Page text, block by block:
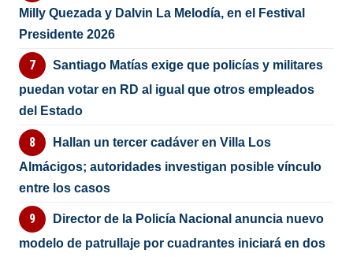
Milly Quezada y Dalvin La Melodía, en el Festival
Presidente 2026
Santiago Matías exige que policías y militares
puedan votar en RD al igual que otros empleados
del Estado
Hallan un tercer cadáver en Villa Los
Almácigos; autoridades investigan posible vínculo
entre los casos
Director de la Policía Nacional anuncia nuevo
modelo de patrullaje por cuadrantes iniciará en dos